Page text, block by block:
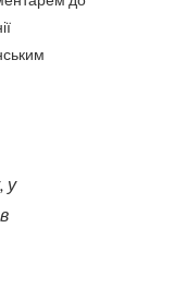
у